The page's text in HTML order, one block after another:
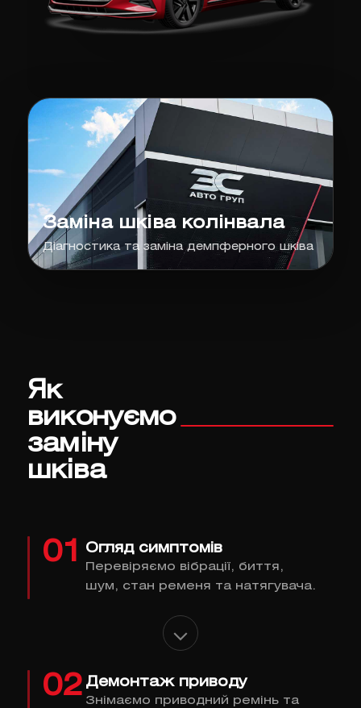
Заміна шківа колінвала
Діагностика та заміна демпферного шківа
Як
виконуємо
заміну
шківа
01 Огляд симптомів
Перевіряємо вібрації, биття,
шум, стан ременя та натягувача.
02 Демонтаж приводу
Знімаємо приводний ремінь та